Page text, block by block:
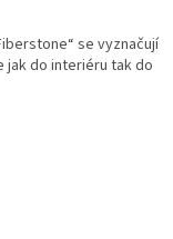
se vyznačují
jak do interiéru tak do